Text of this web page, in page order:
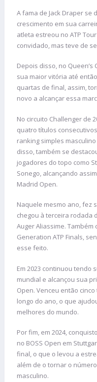
A fama de Jack Draper
crescimento em sua
atleta estreou no ATP
convidado, mas teve de
Depois disso, no
sua maior vitória até
quartas de final, assim,
novo a alcançar essa
No circuito Challenger de
quatro títulos
ranking simples
disso, também se
jogadores do topo como
Sonego, alcançando
Madrid Open.
Naquele mesmo ano, fez
chegou à terceira rodada
Auger Aliassime.
Generation ATP Finals,
esse feito.
Em 2023 continuou tendo
mundial e alcançou sua
Open. Venceu então
longo do ano, o que
melhores do mundo.
Por fim, em 2024,
no BOSS Open em
final, o que o levou a
além de o tornar o
masculino.